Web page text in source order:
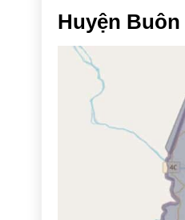
Huyện